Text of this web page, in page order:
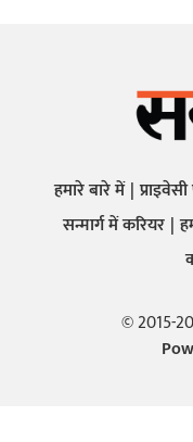
हमारे बारे में
सन्मार्ग में करियर
© 2015-